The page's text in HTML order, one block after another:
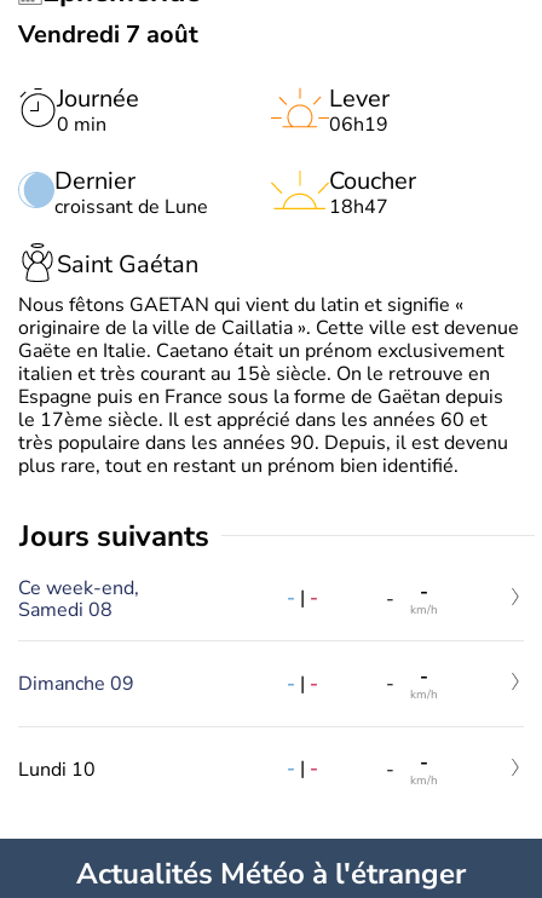
Vendredi 7 août
Journée
0 min
Dernier
croissant de Lune
Lever
06h19
Coucher
18h47
Saint Gaétan
Nous fêtons GAETAN qui vient du latin et signifie «
originaire de la ville de Caillatia ». Cette ville est devenue
Gaëte en Italie. Caetano était un prénom exclusivement
italien et très courant au 15è siècle. On le retrouve en
Espagne puis en France sous la forme de Gaëtan depuis
le 17ème siècle. Il est apprécié dans les années 60 et
très populaire dans les années 90. Depuis, il est devenu
plus rare, tout en restant un prénom bien identifié.
jours suivants
Ce week-end,
Samedi 08
- | - - -
km/h
Dimanche 09 - | - - -
km/h
Lundi 10 - | - - -
km/h
Actualités Météo à l'étranger